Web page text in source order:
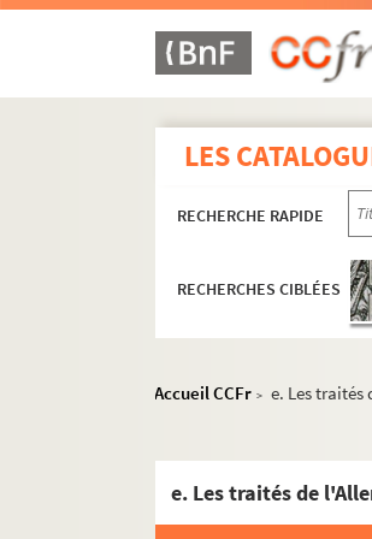
LES
RECHERCHE RAPIDE
RECHERCHES CIBLÉES
Accueil CCFr > e. Les traités
e. Les traités de
Dossier 1.
Dossier 3. Documents
Dossier 4. Coupures